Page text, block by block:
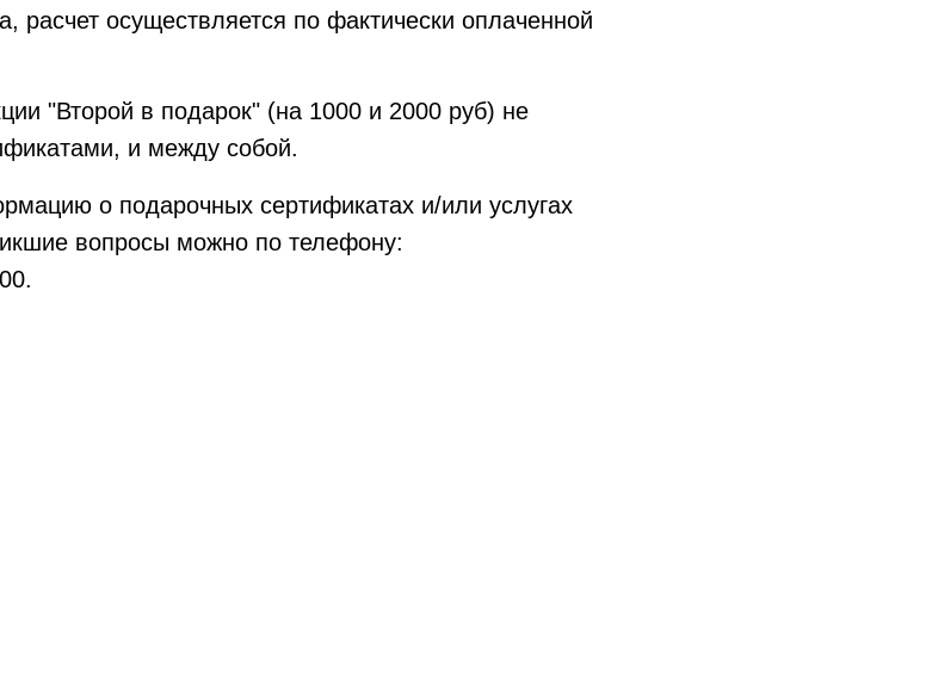
расчет осуществляется по фактически оплаченной
"Второй в подарок" (на 1000 и 2000 руб) не
и между собой.
о подарочных сертификатах и/или услугах
вопросы можно по телефону: